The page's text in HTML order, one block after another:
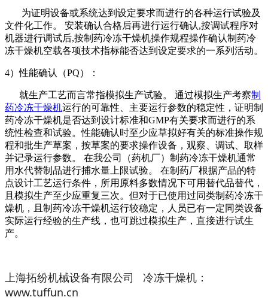
为证明设备或系统达到设定要求而进行的各种运行试验及
文件化工作。 安装确认合格后再进行运行确认,按调试程序对
机器进行调试后,按制药冷冻干燥机操作规程操作确认制药冷
冻干燥机空载各项技术指标能否达到设定要求的一系列活动。
4）性能确认（PQ）：
就生产工艺而言常指模拟生产试验。 通过模拟生产考察制
药冷冻干燥机运行的可靠性、主要运行参数的稳定性，证明制
药冷冻干燥机是否达到设计标准和GMP有关要求而进行的系
统性检查和试验。性能确认时至少应草拟好有关的标准操作规
程和批生产草案，按草案的要求操作设备，观察、调试、取样
并记录运行参数。 在我公司（药机厂）制药冷冻干燥机通常
用水代替制品进行捕水量上限试验。 在制药厂根据产品的特
点设计工艺运行条件，所用原料多数情况下可用替代品替代，
且模拟生产至少应重复三次。但对于已使用过同类制药冷冻干
燥机，且制药冷冻干燥机运行较稳定，人员已有一定同类设备
实际运行经验的生产线，也可跳过模拟生产，直接进行试生
产。
上海拓纷机械设备有限公司 冷冻干燥机：
www.tuffun.cn